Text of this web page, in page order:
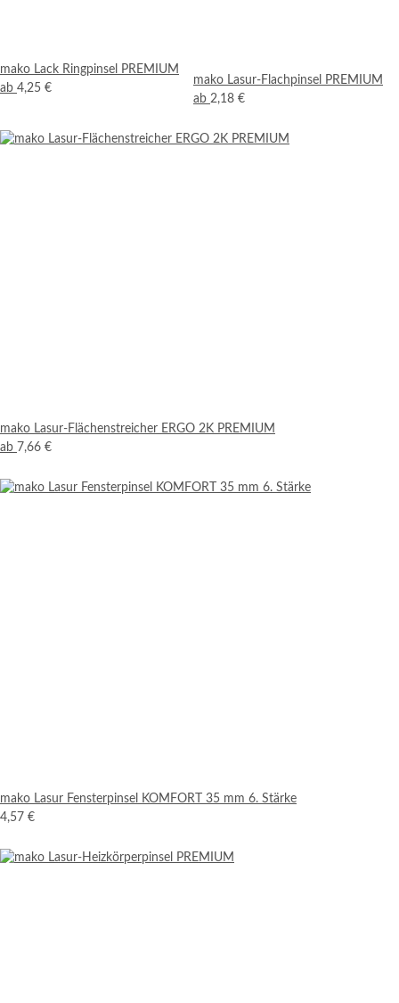
mako Lack Ringpinsel PREMIUM
ab 4,25 €
mako Lasur-Flachpinsel PREMIUM
ab 2,18 €
mako Lasur-Flächenstreicher ERGO 2K PREMIUM
ab 7,66 €
mako Lasur Fensterpinsel KOMFORT 35 mm 6. Stärke
4,57 €